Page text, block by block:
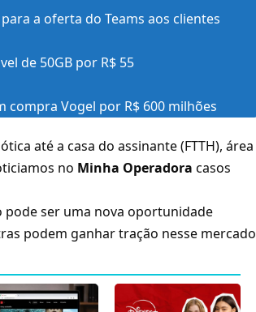
a oferta do Teams aos clientes
de 50GB por R$ 55
compra Vogel por R$ 600 milhões
até a casa do assinante (FTTH), área
no Minha Operadora casos
pode ser uma nova oportunidade
podem ganhar tração nesse mercado